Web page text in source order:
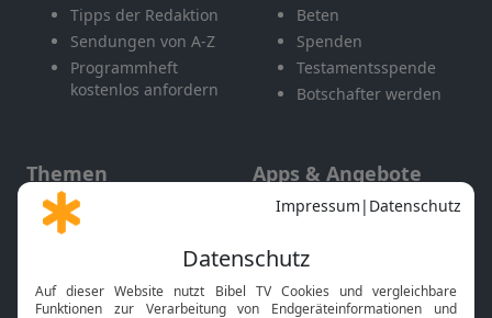
Tipps der Redaktion
Sendungen von A-Z
Programmheft
kostenlos anfordern
Beten
Spenden
Testamentsspende
Botschafter werden
Themen
Gott und Bibel erklärt
Neuigkeiten
Apps & Angebote
Mobile App
Smart TV